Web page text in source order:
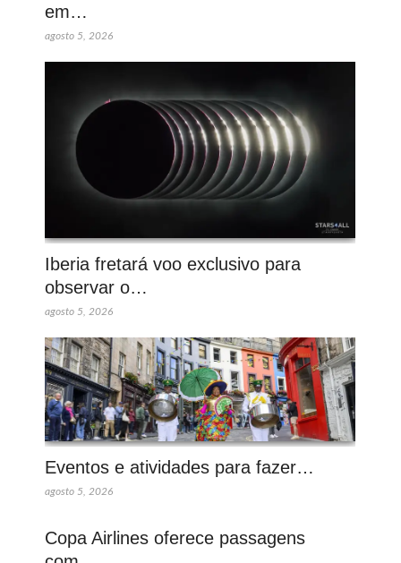
em…
agosto 5, 2026
Iberia fretará voo exclusivo para
observar o…
agosto 5, 2026
Eventos e atividades para fazer…
agosto 5, 2026
Copa Airlines oferece passagens